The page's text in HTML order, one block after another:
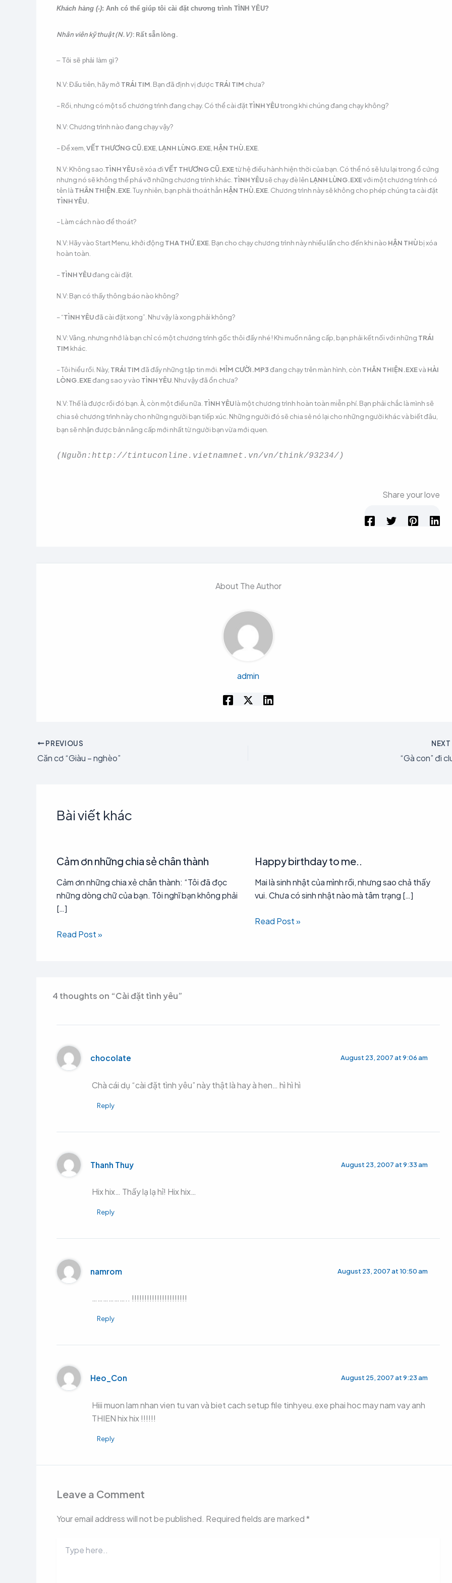
Khách hàng (-): Anh có thể giúp tôi cài đặt chương trình TÌNH YÊU?
Nhân viên kỹ thuật (N.V): Rất sẵn lòng.
– Tôi sẽ phải làm gì?
N.V: Đầu tiên, hãy mở TRÁI TIM. Bạn đã định vị được TRÁI TIM chưa?
– Rồi, nhưng có một số chương trình đang chạy. Có thể cài đặtTÌNH YÊUtrong khi chúng đang chạy không?
N.V: Chương trình nào đang chạy vậy?
– Để xem, VẾT THƯƠNG CŨ.EXE LẠNH LÙNG.EXE HẬN THÙ.EXE
N.V: Không sao. TÌNH YÊUsẽ xóa điVẾT THƯƠNG CŨ.EXEtừ hệ điều hành hiện thời của bạn. Có thể nó sẽ lưu lại trong ổ cứng
nhưng nó sẽ không thể phá vỡ những chương trình khác. TÌNH YÊUsẽ chạy đè lên LẠNH LÙNG.EXEvới một chương trình có
tên là THÂN THIỆN.EXE . Tuy nhiên, bạn phải thoát hẳn HẬN THÙ.EXE . Chương trình này sẽ không cho phép chúng ta cài đặt
TÌNH YÊU.
– Làm cách nào để thoát?
N.V: Hãy vào Start Menu, khởi động THA THỨ.EXE . Bạn cho chạy chương trình này nhiều lần cho đến khi nào HẬN THÙbị xóa
hoàn toàn.
–TÌNH YÊUđang cài đặt.
N.V: Bạn có thấy thông báo nào không?
– “TÌNH YÊUđã cài đặt xong”. Như vậy là xong phải không?
N.V: Vâng, nhưng nhớ là bạn chỉ có một chương trình gốc thôi đấy nhé ! Khi muốn nâng cấp, bạn phải kết nối với những TRÁI
TIM khác.
– Tôi hiểu rồi. Này, TRÁI TIMđã đầy những tập tin mới. MỈM CƯỜI.MP3đang chạy trên màn hình, còn THÂN THIỆN.EXEvà HÀI
LÒNG.EXEđang sao y vào TÌNH YÊU . Như vậy đã ổn chưa?
N.V: Thế là được rồi đó bạn. À, còn một điều nữa. TÌNH YÊUlà một chương trình hoàn toàn miễn phí. Bạn phải chắc là mình sẽ
chia sẻ chương trình này cho những người bạn tiếp xúc. Những người đó sẽ chia sẻ nó lại cho những người khác và biết đâu,
bạn sẽ nhận được bản nâng cấp mới nhất từ người bạn vừa mới quen.
(Nguồn:http://tintuconline.vietnamnet.vn/vn/think/93234/ )
Share your love
About The Author
admin
PREVIOUS
Căn cơ “Giàu – nghèo”
NEXT
“Gà con” đi
Bài viết khác
Cảm ơn những chia sẻ chân thành
Cảm ơn những chia xẻ chân thành: “Tôi đã đọc
những dòng chữ của bạn. Tôi nghĩ bạn không phải
[…]
Read Post »
Happy birthday to me..
Mai là sinh nhật của mình rồi, nhưng sao chả thấy
vui. Chưa có sinh nhật nào mà tâm trạng […]
Read Post »
4 thoughts on “Cài đặt tình yêu”
chocolate August 23, 2007 at 9:06 am
Chà cái dụ “cài đặt tình yêu” này thật là hay à hen… hì hì hì
Reply
Thanh Thuy August 23, 2007 at 9:33 am
Hix hix… Thấy lạ lạ hỉ! Hix hix…
Reply
namrom August 23, 2007 at 10:50 am
……………….. !!!!!!!!!!!!!!!!!!!!!!
Reply
Heo_Con August 25, 2007 at 9:23 am
Hiii muon lam nhan vien tu van và biet cach setup file tinhyeu.exe phai hoc may nam vay anh
THIEN hix hix !!!!!!
Reply
Leave a Comment
Your email address will not be published. Required fields are marked*
here..